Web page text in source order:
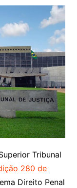
Tribunal
280 de
Direito Penal